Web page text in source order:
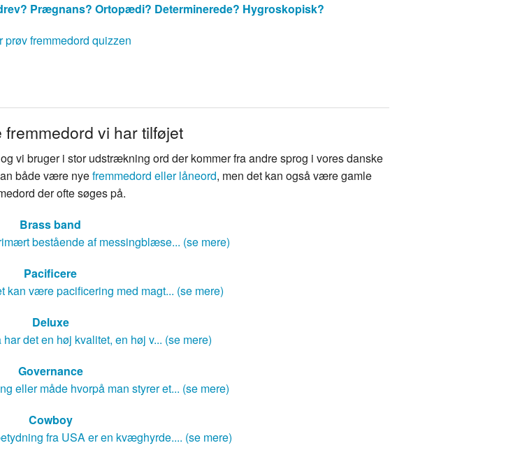
Prægnans? Ortopædi? Determinerede? Hygroskopisk?
prøv fremmedord quizzen
fremmedord vi har tilføjet
vi bruger i stor udstrækning ord der kommer fra andre sprog i vores danske
både være nyefremmedord eller låneord, men det kan også være gamle
der ofte søges på.
Brass band
bestående af messingblæse... (se mere)
Pacificere
kan være pacificering med magt... (se mere)
Deluxe
det en høj kvalitet, en høj v... (se mere)
Governance
eller måde hvorpå man styrer et... (se mere)
Cowboy
fra USA er en kvæghyrde.... (se mere)